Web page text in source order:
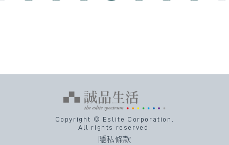
Copyright © Eslite Corporation.
All rights reserved.
隱私條款